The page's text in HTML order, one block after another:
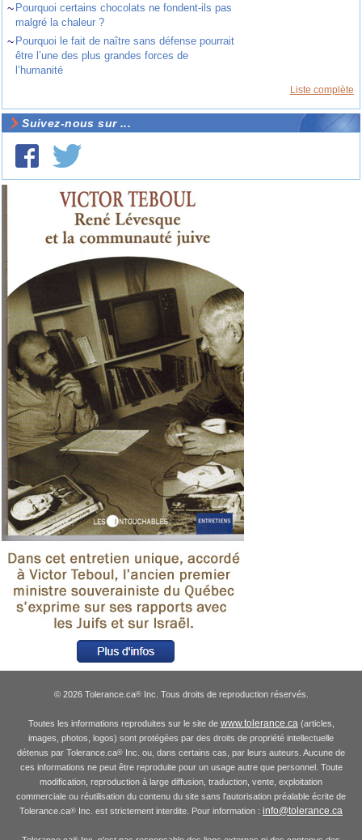
~ Pourquoi certains chocolats ne fondent-ils pas
malgré la chaleur ?
~ Pourquoi le fait de naître sans défense pourrait
être l’une des plus grandes forces de
l’humanité
Liste complète
Suivez-nous sur ...
© 2026 Tolerance.ca®Inc. Tous droits de reproduction réservés.
Toutes les informations reproduites sur le site de www.tolerance.ca (articles,
images, photos, logos) sont protégées par des droits de propriété intellectuelle
détenus par Tolerance.ca® Inc. ou, dans certains cas, par leurs auteurs. Aucune de
ces informations ne peut être reproduite pour un usage autre que personnel. Toute
modification, reproduction à large diffusion, traduction, vente, exploitation
commerciale ou réutilisation du contenu du site sans l'autorisation préalable écrite de
Tolerance.ca® Inc. est strictement interdite. Pour information : info@tolerance.ca